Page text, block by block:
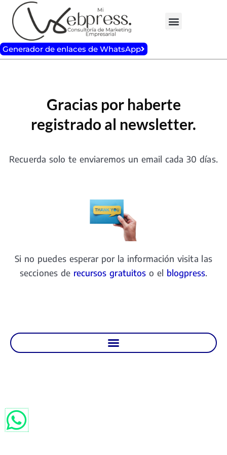
contenido
Generador de enlaces de WhatsApp
Gracias por haberte
registrado al newsletter.
Recuerda solo te enviaremos un email cada 30 días.
Si no puedes esperar por la información visita las
secciones de recursos gratuitos o el blogpress.